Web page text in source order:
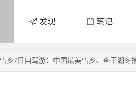
发现 笔记
乡7日自驾游：中国最美雪乡、查干湖冬